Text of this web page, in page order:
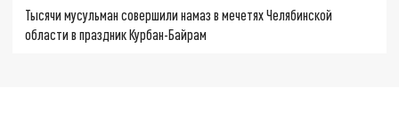
Тысячи мусульман совершили намаз в мечетях Челябинской
области в праздник Курбан-Байрам